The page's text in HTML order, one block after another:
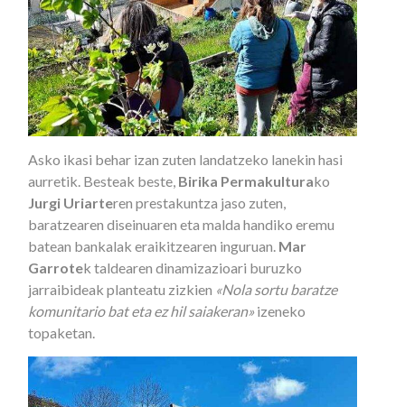
Asko ikasi behar izan zuten landatzeko lanekin hasi
aurretik. Besteak beste, Birika Permakulturako
Jurgi Uriarteren prestakuntza jaso zuten,
baratzearen diseinuaren eta malda handiko eremu
batean bankalak eraikitzearen inguruan. Mar
Garrotek taldearen dinamizazioari buruzko
jarraibideak planteatu zizkien «Nola sortu baratze
komunitario bat eta ez hil saiakeran»izeneko
topaketan.